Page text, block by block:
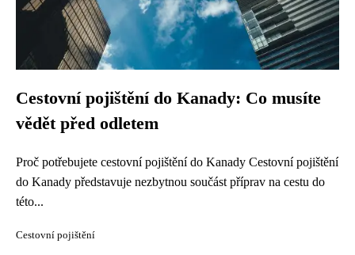
Cestovní pojištění do Kanady: Co musíte
vědět před odletem
Proč potřebujete cestovní pojištění do Kanady Cestovní pojištění
do Kanady představuje nezbytnou součást příprav na cestu do
této...
Cestovní pojištění